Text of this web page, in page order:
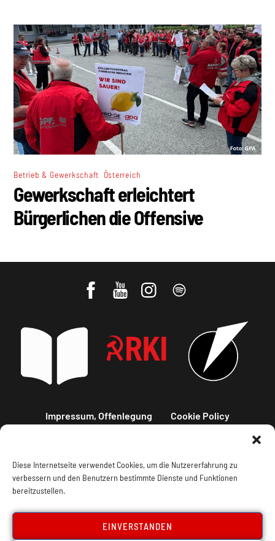
Diese Internetseite verwendet Cookies, um die Nutzererfahrung zu
verbessern und den Benutzern bestimmte Dienste und Funktionen
bereitzustellen.
EINVERSTANDEN
Betrieb & Gewerkschaft Österreich
Gewerkschaft erleichtert
Bürgerlichen die Offensive
Impressum, Offenlegung Cookie Policy